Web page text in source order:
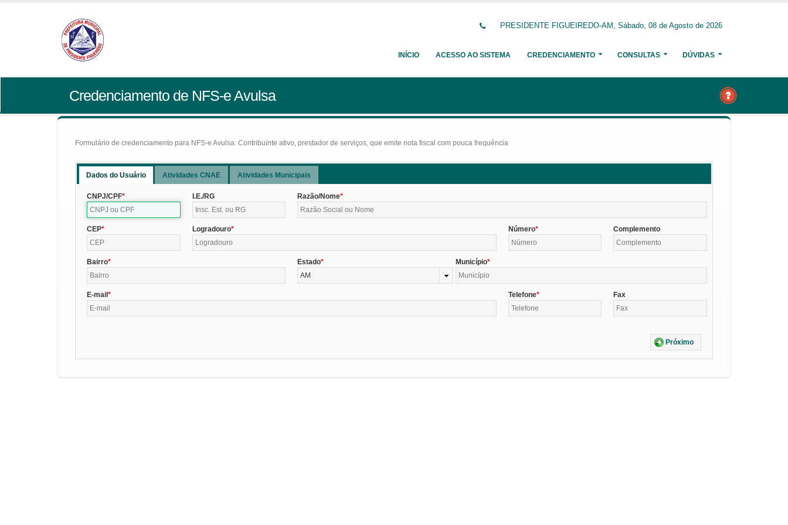
PRESIDENTE FIGUEIREDO-AM, Sábado, 08 de Agosto de 2026
INÍCIO ACESSO AO SISTEMA CREDENCIAMENTO CONSULTAS DÚVIDAS
Credenciamento de NFS-e Avulsa
Formulário de credenciamento para NFS-e Avulsa: Contribuinte ativo, prestador de serviços, que emite nota fiscal com pouca frequência
Dados do Usuário Atividades CNAE Atividades Municipais
CNPJ/CPF I.E./RG Razão/Nome
CEP Logradouro Número Complemento
Bairro
Estado
AM
Município
E-mail Telefone Fax
Próximo